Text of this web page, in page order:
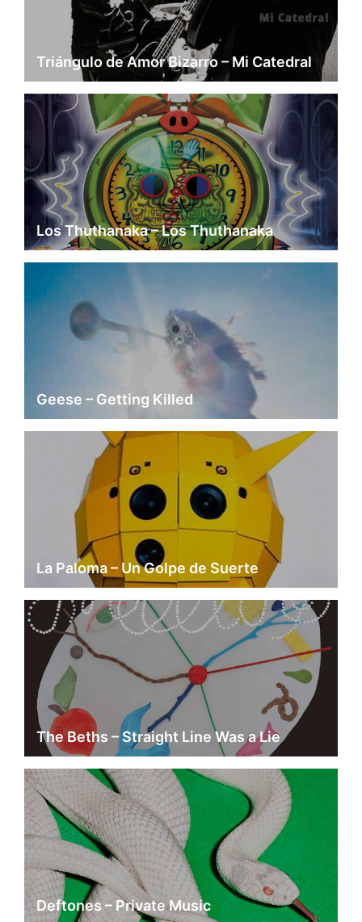
Triángulo de Amor Bizarro – Mi Catedral
Los Thuthanaka – Los Thuthanaka
Geese – Getting Killed
La Paloma – Un Golpe de Suerte
The Beths – Straight Line Was a Lie
Deftones – Private Music